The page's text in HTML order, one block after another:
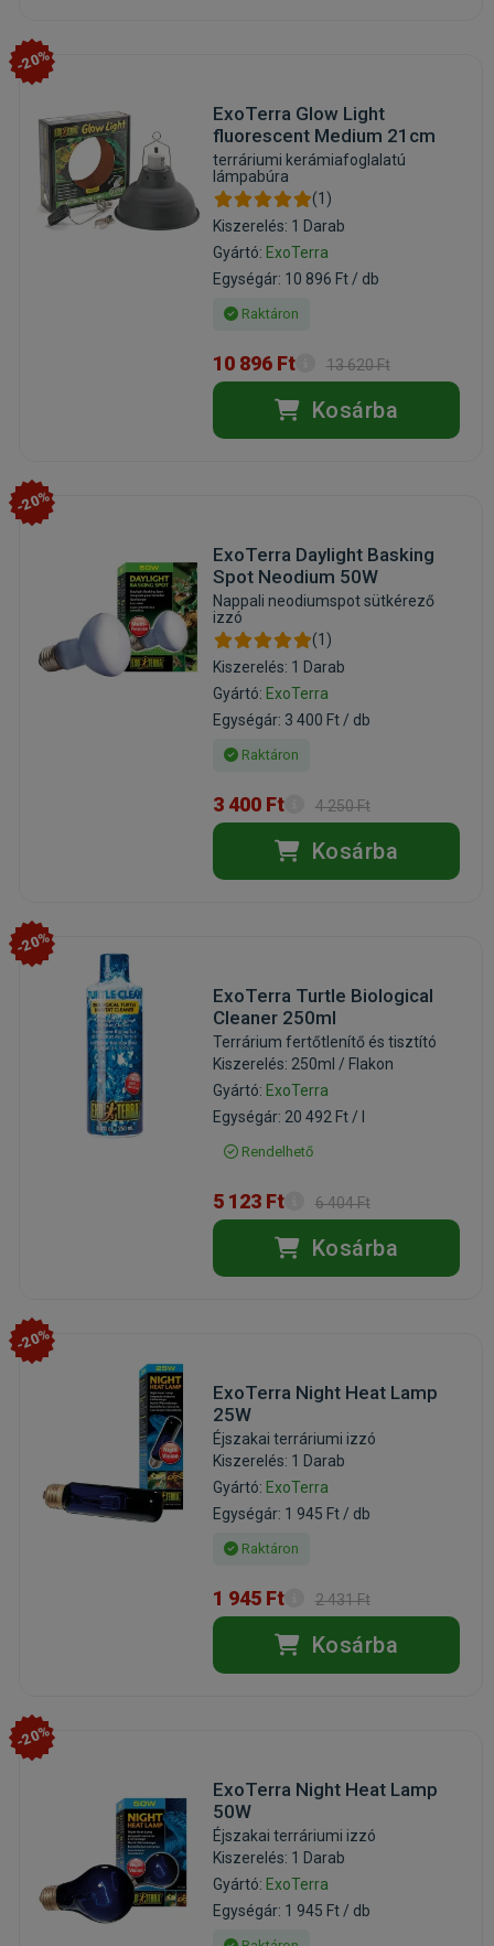
-20%
ExoTerra Glow Light
fluorescent Medium 21cm
terráriumi kerámiafoglalatú
lámpabúra
(1)
Kiszerelés: 1 Darab
Gyártó: ExoTerra
Egységár: 10 896 Ft / db
Raktáron
10 896 Ft 13 620 Ft
Kosárba
-20%
ExoTerra Daylight Basking
Spot Neodium 50W
Nappali neodiumspot sütkérező
izzó
(1)
Kiszerelés: 1 Darab
Gyártó: ExoTerra
Egységár: 3 400 Ft / db
Raktáron
3 400 Ft 4 250 Ft
Kosárba
-20%
ExoTerra Turtle Biological
Cleaner 250ml
Terrárium fertőtlenítő és tisztító
Kiszerelés: 250ml / Flakon
Gyártó: ExoTerra
Egységár: 20 492 Ft / l
Rendelhető
5 123 Ft 6 404 Ft
Kosárba
-20%
ExoTerra Night Heat Lamp
25W
Éjszakai terráriumi izzó
Kiszerelés: 1 Darab
Gyártó: ExoTerra
Egységár: 1 945 Ft / db
Raktáron
1 945 Ft 2 431 Ft
Kosárba
-20%
ExoTerra Night Heat Lamp
50W
Éjszakai terráriumi izzó
Kiszerelés: 1 Darab
Gyártó: ExoTerra
Egységár: 1 945 Ft / db